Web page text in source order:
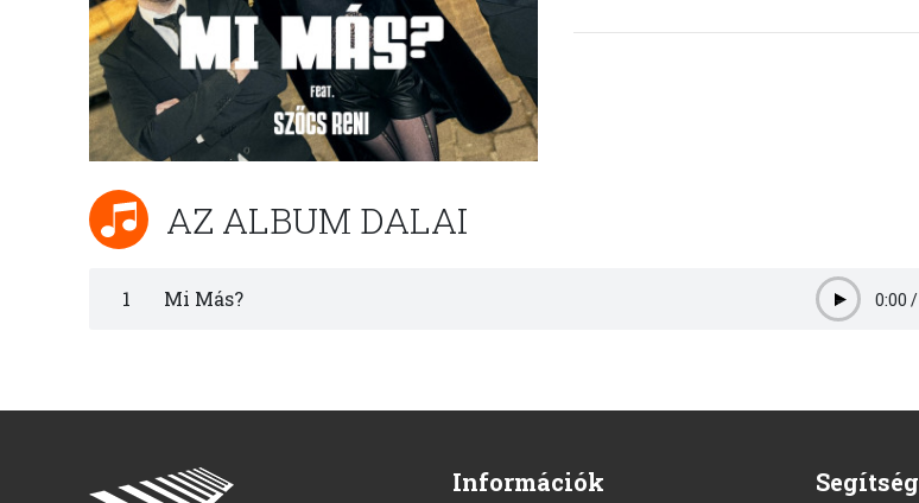
AZ ALBUM DALAI
1 Mi Más? Play0:00 /
Információk Segítség